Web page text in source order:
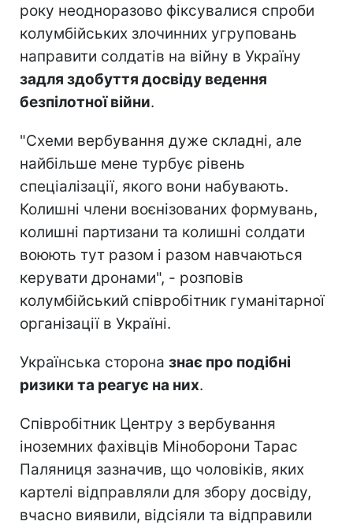
року неодноразово фіксувалися спроби
колумбійських злочинних угруповань
направити солдатів на війну в Україну
задля здобуття досвіду ведення
безпілотної війни.
"Схеми вербування дуже складні, але
найбільше мене турбує рівень
спеціалізації, якого вони набувають.
Колишні члени воєнізованих формувань,
колишні партизани та колишні солдати
воюють тут разом і разом навчаються
керувати дронами", - розповів
колумбійський співробітник гуманітарної
організації в Україні.
Українська сторона знає про подібні
ризики та реагує на них.
Співробітник Центру з вербування
іноземних фахівців Міноборони Тарас
Паляниця зазначив, що чоловіків, яких
картелі відправляли для збору досвіду,
вчасно виявили, відсіяли та відправили